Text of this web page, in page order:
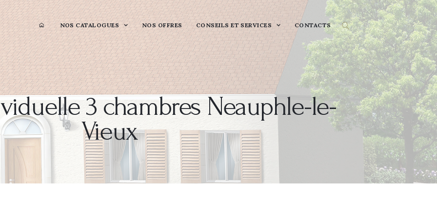
NOS CATALOGUES NOS OFFRES CONSEILS ET SERVICES CONTACTS
3 chambres Neauphle-le-
Vieux